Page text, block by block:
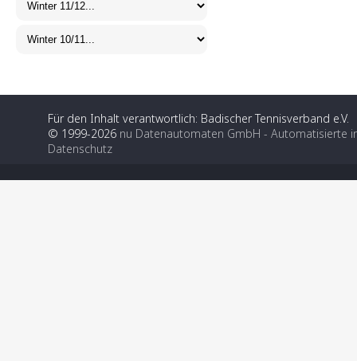
Für den Inhalt verantwortlich: Badischer Tennisverband e.V.
© 1999-2026 nu Datenautomaten GmbH - Automatisierte
Datenschutz